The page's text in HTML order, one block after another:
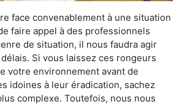
face convenablement à une situation
faire appel à des professionnels
de situation, il nous faudra agir
Si vous laissez ces rongeurs
votre environnement avant de
idoines à leur éradication, sachez
complexe. Toutefois, nous nous